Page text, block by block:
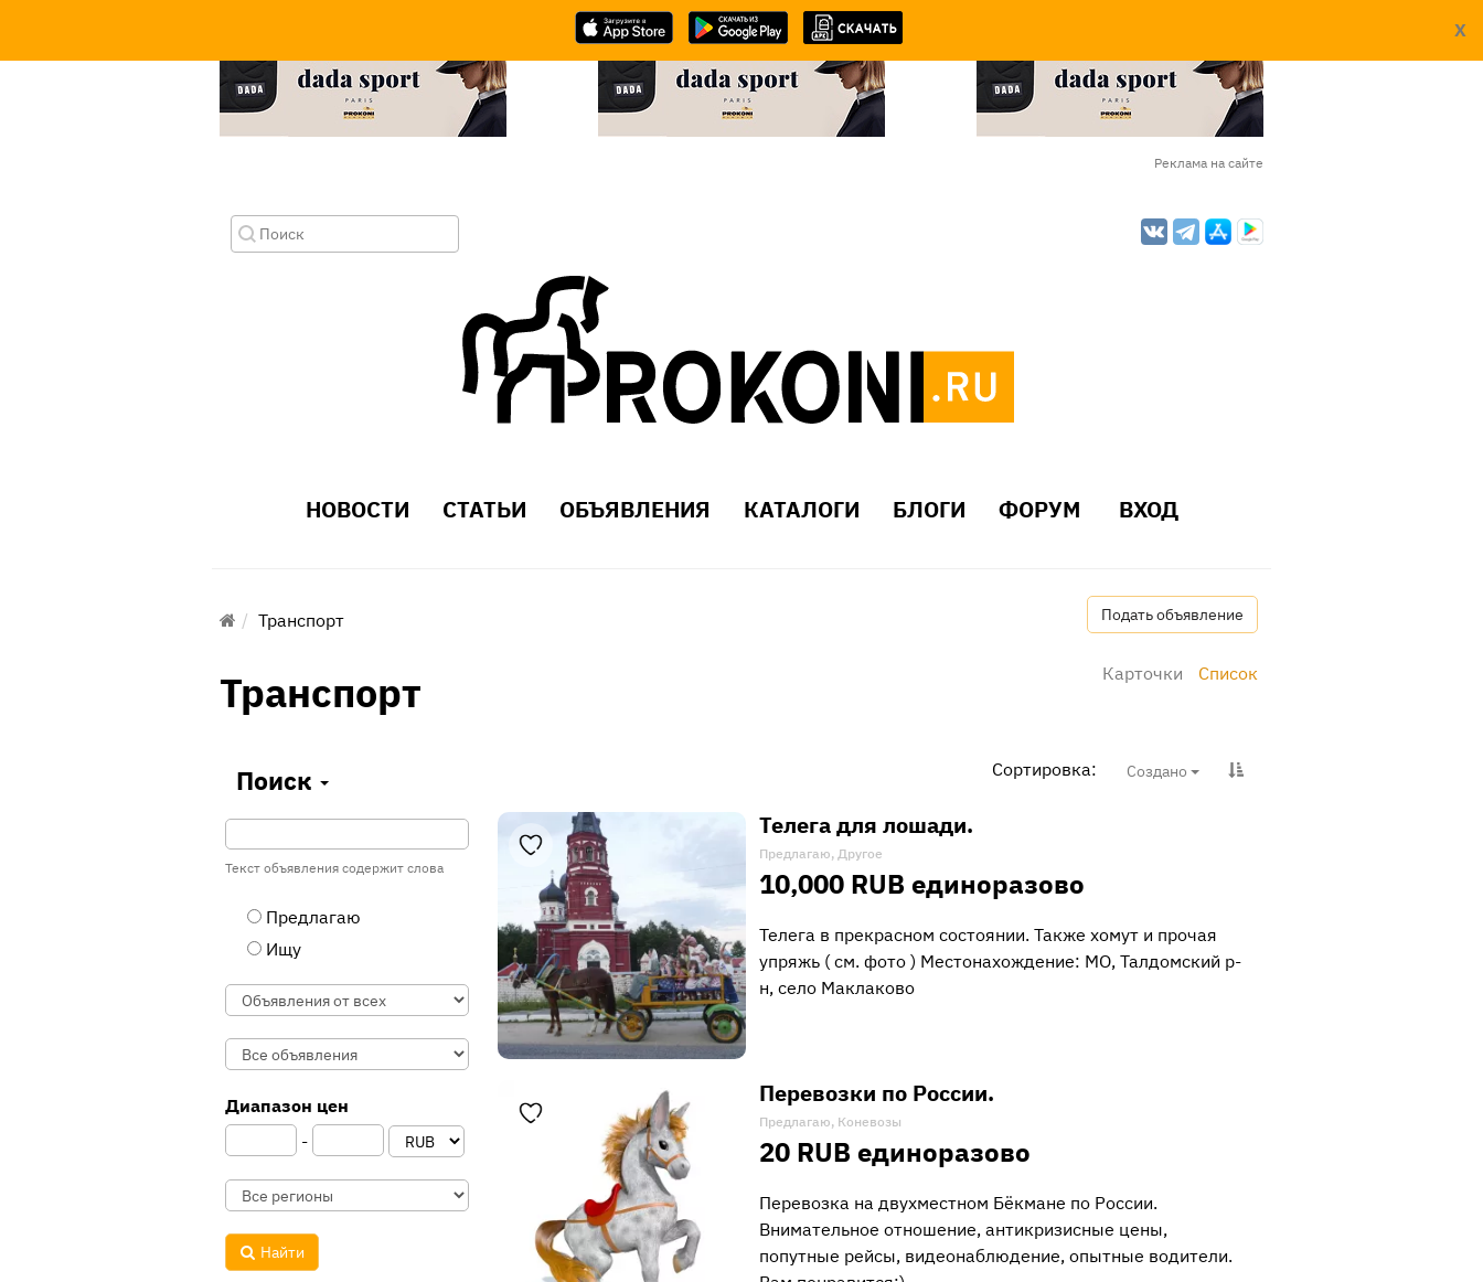
X
Реклама на сайте
НОВОСТИ СТАТЬИ ОБЪЯВЛЕНИЯ КАТАЛОГИ БЛОГИ ФОРУМ ВХОД
Транспорт Подать объявление
Транспорт Карточки Список
Поиск
Текст объявления содержит слова
Предлагаю
Ищу
Диапазон цен
-
Найти
Сортировка: Создано
Телега для лошади.
Предлагаю, Другое
10,000 RUB единоразово
Телега в прекрасном состоянии. Также хомут и прочая
упряжь ( см. фото ) Местонахождение: МО, Талдомский р-
н, село Маклаково
Перевозки по России.
Предлагаю, Коневозы
20 RUB единоразово
Перевозка на двухместном Бёкмане по России.
Внимательное отношение, антикризисные цены,
попутные рейсы, видеонаблюдение, опытные водители.